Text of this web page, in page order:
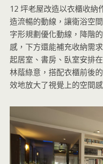
12 坪老屋改造以衣櫃收納
造流暢的動線，讓衛浴空
字形規劃優化動線，降階
感，下方還能補充收納需
起居室、書房、臥室安排
林蔭綠意，搭配衣櫃前後
效地放大了視覺上的空間感